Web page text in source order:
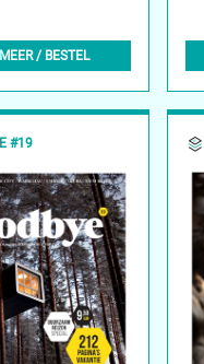
/ BESTEL
#19